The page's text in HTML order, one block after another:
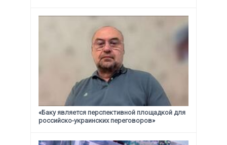
«Баку является перспективной площадкой для
российско-украинских переговоров»